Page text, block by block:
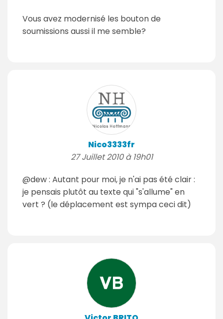
Vous avez modernisé les bouton de
soumissions aussi il me semble?
Nico3333fr
27 Juillet 2010 à 19h01
@dew : Autant pour moi, je n'ai pas été clair :
je pensais plutôt au texte qui "s'allume" en
vert ? (le déplacement est sympa ceci dit)